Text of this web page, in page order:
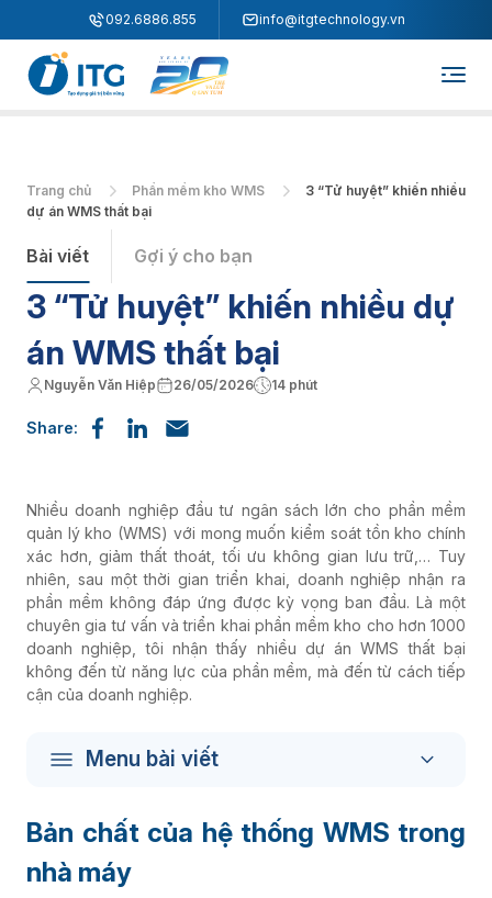
092.6886.855 info@itgtechnology.vn
Trang chủ Phần mềm kho WMS
3 “Tử huyệt” khiến nhiều
dự án WMS thất bại
Bài viết Gợi ý cho bạn
3 “Tử huyệt” khiến nhiều dự
án WMS thất bại
Nguyễn Văn Hiệp 26/05/2026 14 phút
Share:
Nhiều doanh nghiệp đầu tư ngân sách lớn cho phần mềm
quản lý kho (WMS) với mong muốn kiểm soát tồn kho chính
xác hơn, giảm thất thoát, tối ưu không gian lưu trữ,… Tuy
nhiên, sau một thời gian triển khai, doanh nghiệp nhận ra
phần mềm không đáp ứng được kỳ vọng ban đầu. Là một
chuyên gia tư vấn và triển khai phần mềm kho cho hơn 1000
doanh nghiệp, tôi nhận thấy nhiều dự án WMS thất bại
không đến từ năng lực của phần mềm, mà đến từ cách tiếp
cận của doanh nghiệp.
Menu bài viết
Bản chất của hệ thống WMS trong
nhà máy